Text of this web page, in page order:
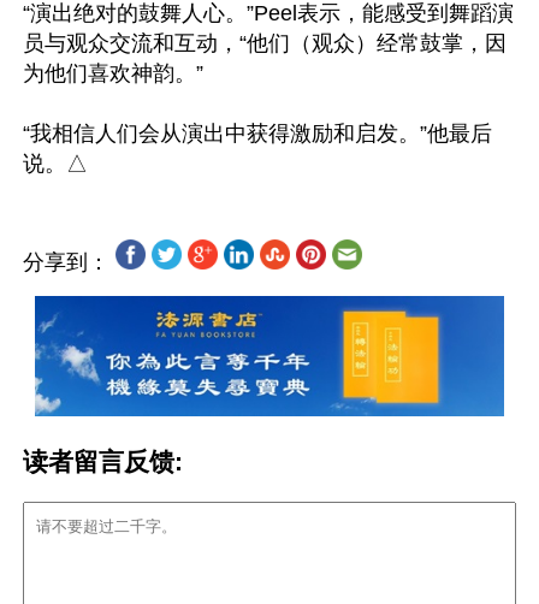
“演出绝对的鼓舞人心。”Peel表示，能感受到舞蹈演
员与观众交流和互动，“他们（观众）经常鼓掌，因
为他们喜欢神韵。”
“我相信人们会从演出中获得激励和启发。”他最后
分享到：
读者留言反馈: